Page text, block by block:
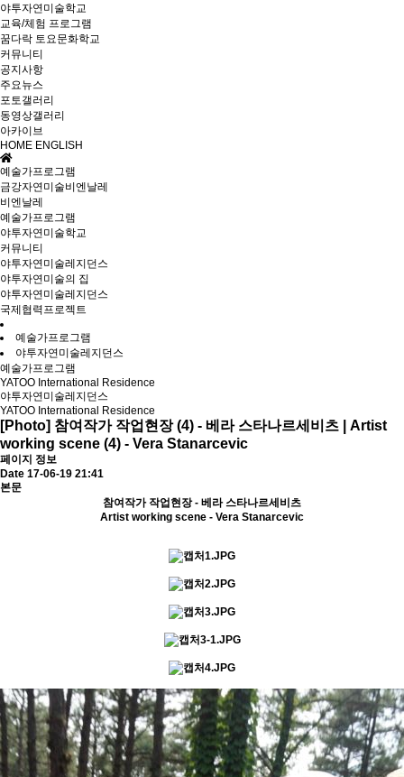
야투자연미술학교
교육/체험 프로그램
꿈다락 토요문화학교
커뮤니티
공지사항
주요뉴스
포토갤러리
동영상갤러리
아카이브
HOME ENGLISH
예술가프로그램
금강자연미술비엔날레
비엔날레
예술가프로그램
야투자연미술학교
커뮤니티
야투자연미술레지던스
야투자연미술의 집
야투자연미술레지던스
국제협력프로젝트
예술가프로그램
야투자연미술레지던스
예술가프로그램
YATOO International Residence
야투자연미술레지던스
YATOO International Residence
[Photo] 참여작가 작업현장 (4) - 베라 스타나르세비츠 | Artist
working scene (4) - Vera Stanarcevic
페이지 정보
Date 17-06-19 21:41
본문
참여작가 작업현장 - 베라 스타나르세비츠
Artist working scene - Vera Stanarcevic